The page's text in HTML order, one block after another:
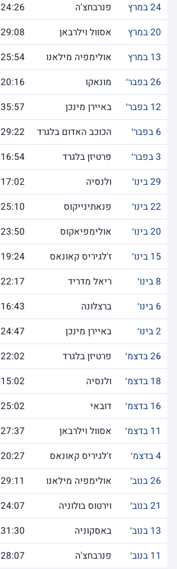
24 במרץ
פנרבחצ'ה 24:26
20 במרץ
אסוול וילרבאן 29:08
13 במרץ
אולימפיה מילאנו 25:54
26 בפבר׳
מונאקו 20:16
12 בפבר׳
באיירן מינכן 35:57
6 בפבר׳
הכוכב האדום בלגרד 29:22
3 בפבר׳
פרטיזן בלגרד 16:54
29 בינו׳
ולנסיה 17:02
22 בינו׳
פנאתינייקוס 25:10
20 בינו׳
אולימפיאקוס 23:50
15 בינו׳
ז'לגיריס קאונאס 19:24
8 בינו׳
ריאל מדריד 22:17
6 בינו׳
ברצלונה 16:43
2 בינו׳
באיירן מינכן 24:47
26 בדצמ׳
פרטיזן בלגרד 22:02
18 בדצמ׳
ולנסיה 15:02
16 בדצמ׳
דובאי 25:02
11 בדצמ׳
אסוול וילרבאן 27:37
4 בדצמ׳
ז'לגיריס קאונאס 20:27
26 בנוב׳
אולימפיה מילאנו 29:11
21 בנוב׳
וירטוס בולוניה 24:07
13 בנוב׳
באסקוניה 31:30
11 בנוב׳
פנרבחצ'ה 28:07